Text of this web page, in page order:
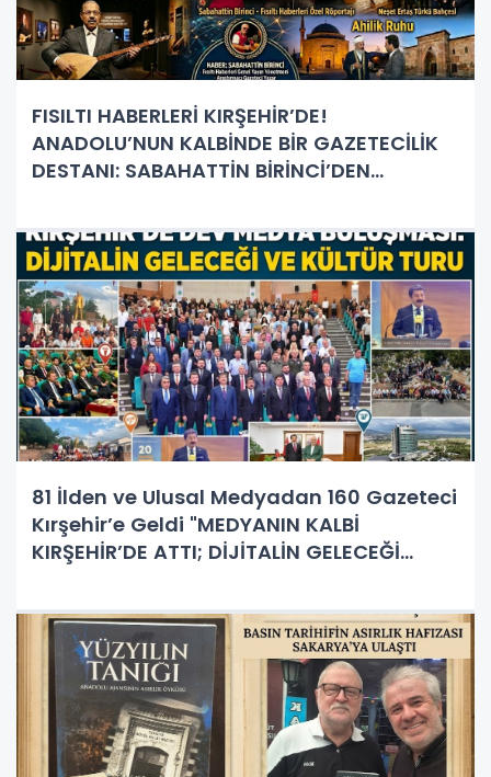
FISILTI HABERLERİ KIRŞEHİR’DE!
ANADOLU’NUN KALBİNDE BİR GAZETECİLİK
DESTANI: SABAHATTİN BİRİNCİ’DEN
81 İlden ve Ulusal Medyadan 160 Gazeteci
Kırşehir’e Geldi "MEDYANIN KALBİ
KIRŞEHİR’DE ATTI; DİJİTALİN GELECEĞİ